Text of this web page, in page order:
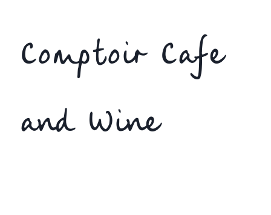
Comptoir Cafe
and Wine